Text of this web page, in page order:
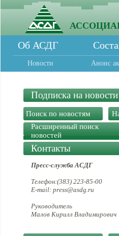
Об АСДГ
Новости Анонс
Подписка на новости
Расширенный поиск
новостей
Контакты
Пресс-служба АСДГ
Телефон:(383) 223-85-00
E-mail: press@asdg.ru
Руководитель
Малов Кирилл Владимирович